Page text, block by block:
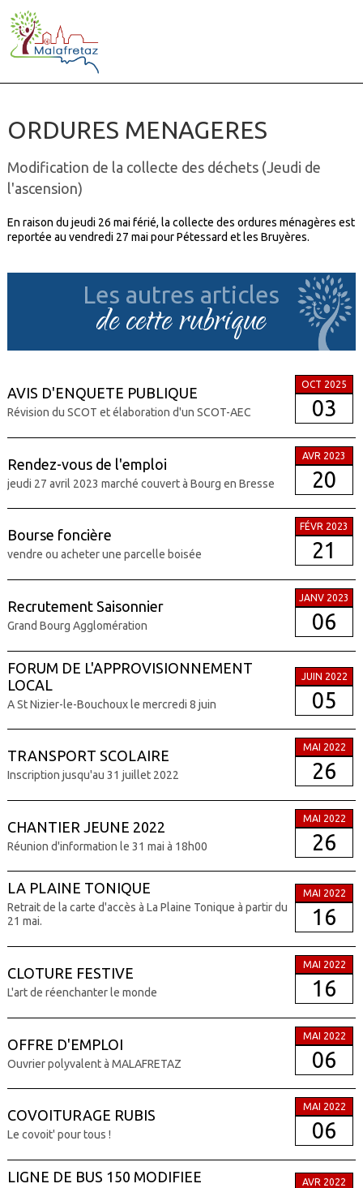
ORDURES MENAGERES
Modification de la collecte des déchets (Jeudi de
l'ascension)
En raison du jeudi 26 mai férié, la collecte des ordures ménagères est
reportée au vendredi 27 mai pour Pétessard et les Bruyères.
Les autres articles
de cette rubrique
AVIS D'ENQUETE PUBLIQUE
Révision du SCOT et élaboration d'un SCOT-AEC
OCT 2025
03
Rendez-vous de l'emploi
jeudi 27 avril 2023 marché couvert à Bourg en Bresse
AVR 2023
20
Bourse foncière
vendre ou acheter une parcelle boisée
FÉVR 2023
21
Recrutement Saisonnier
Grand Bourg Agglomération
JANV 2023
06
FORUM DE L'APPROVISIONNEMENT
LOCAL
A St Nizier-le-Bouchoux le mercredi 8 juin
JUIN 2022
05
TRANSPORT SCOLAIRE
Inscription jusqu'au 31 juillet 2022
MAI 2022
26
CHANTIER JEUNE 2022
Réunion d'information le 31 mai à 18h00
MAI 2022
26
LA PLAINE TONIQUE
Retrait de la carte d'accès à La Plaine Tonique à partir du
21 mai.
MAI 2022
16
CLOTURE FESTIVE
L'art de réenchanter le monde
MAI 2022
16
OFFRE D'EMPLOI
Ouvrier polyvalent à MALAFRETAZ
MAI 2022
06
COVOITURAGE RUBIS
Le covoit' pour tous !
MAI 2022
06
LIGNE DE BUS 150 MODIFIEE AVR 2022